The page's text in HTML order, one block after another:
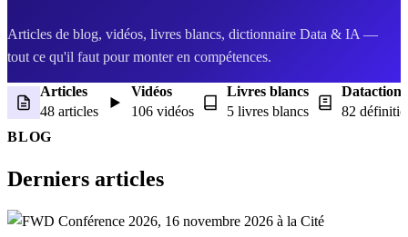
Articles de blog, vidéos, livres blancs, dictionnaire Data & IA —
tout ce qu'il faut pour monter en compétences.
Articles
48 articles
Vidéos
106 vidéos
Livres blancs
5 livres blancs
82
BLOG
Derniers articles